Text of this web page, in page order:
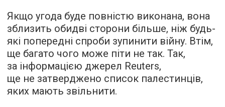
Якщо угода буде повністю виконана, вона
зблизить обидві сторони більше, ніж будь-
які попередні спроби зупинити війну. Втім,
ще багато чого може піти не так. Так,
за інформацією джерел Reuters,
ще не затверджено список палестинців,
яких мають звільнити.